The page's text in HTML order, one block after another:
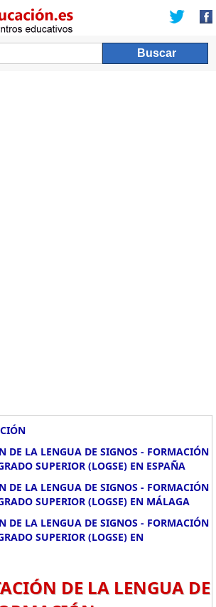
DE LA LENGUA DE SIGNOS - FORMACIÓN
SUPERIOR (LOGSE) EN ESPAÑA
DE LA LENGUA DE SIGNOS - FORMACIÓN
SUPERIOR (LOGSE) EN MÁLAGA
DE LA LENGUA DE SIGNOS - FORMACIÓN
SUPERIOR (LOGSE) EN
DE LA LENGUA DE